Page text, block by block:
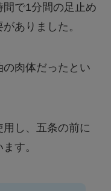
で1分間の足止め
ありました。
肉体だったとい
し、五条の前に
す。